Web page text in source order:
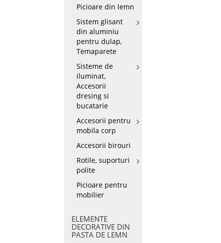
Picioare din lemn
Sistem glisant
din aluminiu
pentru dulap,
Temaparete
Sisteme de
iluminat,
Accesorii
dresing si
bucatarie
Accesorii pentru
mobila corp
Accesorii birouri
Rotile, suporturi
polite
Picioare pentru
mobilier
ELEMENTE
DECORATIVE DIN
PASTA DE LEMN